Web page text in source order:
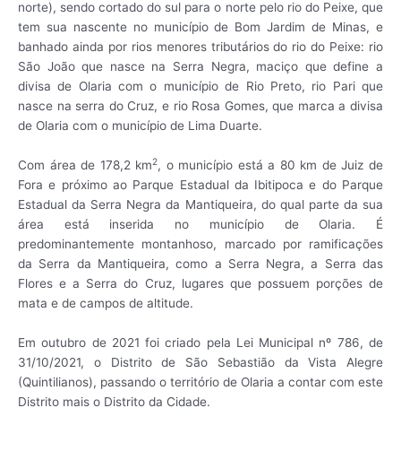
norte), sendo cortado do sul para o norte pelo rio do Peixe, que
tem sua nascente no município de Bom Jardim de Minas, e
banhado ainda por rios menores tributários do rio do Peixe: rio
São João que nasce na Serra Negra, maciço que define a
divisa de Olaria com o município de Rio Preto, rio Pari que
nasce na serra do Cruz, e rio Rosa Gomes, que marca a divisa
de Olaria com o município de Lima Duarte.
Com área de 178,2 km2, o município está a 80 km de Juiz de
Fora e próximo ao Parque Estadual da Ibitipoca e do Parque
Estadual da Serra Negra da Mantiqueira, do qual parte da sua
área está inserida no município de Olaria. É
predominantemente montanhoso, marcado por ramificações
da Serra da Mantiqueira, como a Serra Negra, a Serra das
Flores e a Serra do Cruz, lugares que possuem porções de
mata e de campos de altitude.
Em outubro de 2021 foi criado pela Lei Municipal nº 786, de
31/10/2021, o Distrito de São Sebastião da Vista Alegre
(Quintilianos), passando o território de Olaria a contar com este
Distrito mais o Distrito da Cidade.